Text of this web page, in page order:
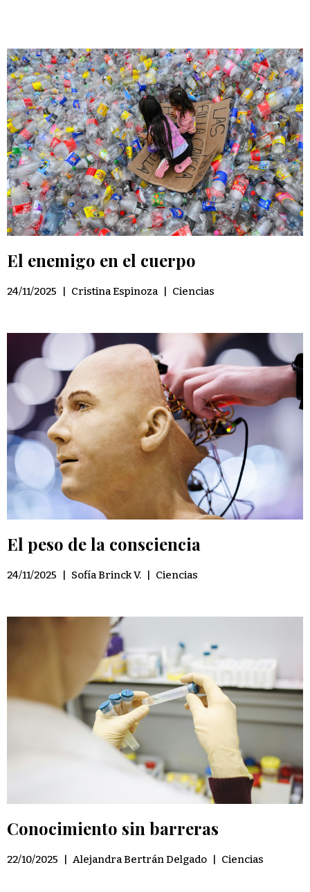
El enemigo en el cuerpo
24/11/2025 | Cristina Espinoza | Ciencias
El peso de la consciencia
24/11/2025 | Sofía Brinck V. | Ciencias
Conocimiento sin barreras
22/10/2025 | Alejandra Bertrán Delgado | Ciencias